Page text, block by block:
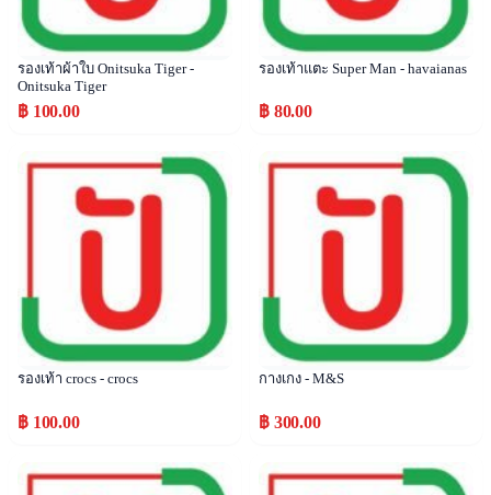
รองเท้าผ้าใบ Onitsuka Tiger -
Onitsuka Tiger
฿ 100.00
รองเท้าแตะ Super Man - havaianas
฿ 80.00
Popular
รองเท้า crocs - crocs
฿ 100.00
Popular
กางเกง - M&S
฿ 300.00
Popular Popular